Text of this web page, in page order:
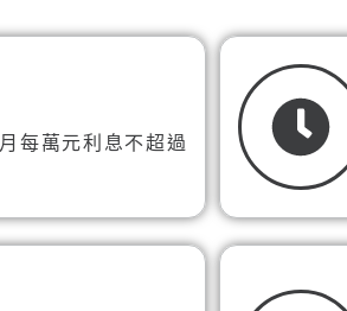
每萬元利息不超過